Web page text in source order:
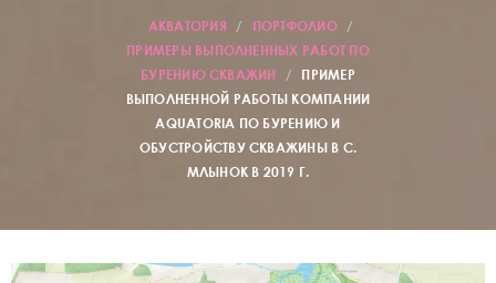
АКВАТОРИЯ / ПОРТФОЛИО
/
ПРИМЕРЫ ВЫПОЛНЕННЫХ РАБОТ ПО
БУРЕНИЮ СКВАЖИН
/
ПРИМЕР
ВЫПОЛНЕННОЙ РАБОТЫ КОМПАНИИ
AQUATORIA ПО БУРЕНИЮ И
ОБУСТРОЙСТВУ СКВАЖИНЫ В С.
МЛЫНОК В 2019 Г.